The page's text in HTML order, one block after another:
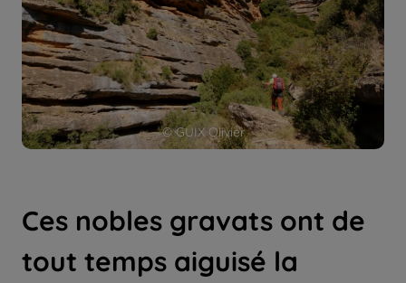
© GUIX Olivier
Ces nobles gravats ont de
tout temps aiguisé la